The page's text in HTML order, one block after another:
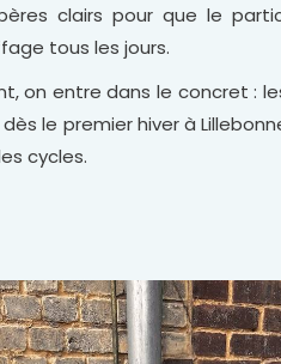
clairs pour que le
tous les jours.
on entre dans le concret :
le premier hiver à
cycles.